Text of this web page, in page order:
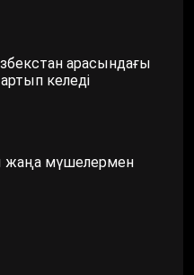
арасындағы
келеді
жаңа мүшелермен